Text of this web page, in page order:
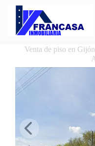
Venta de piso en